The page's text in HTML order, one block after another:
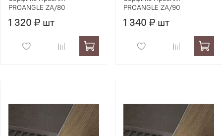
PROANGLE ZA/80
1 320 ₽ шт
PROANGLE ZA/90
1 340 ₽ шт